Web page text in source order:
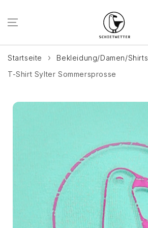
springen
Startseite
Bekleidung/Damen/Shirts
T-Shirt Sylter Sommersprosse